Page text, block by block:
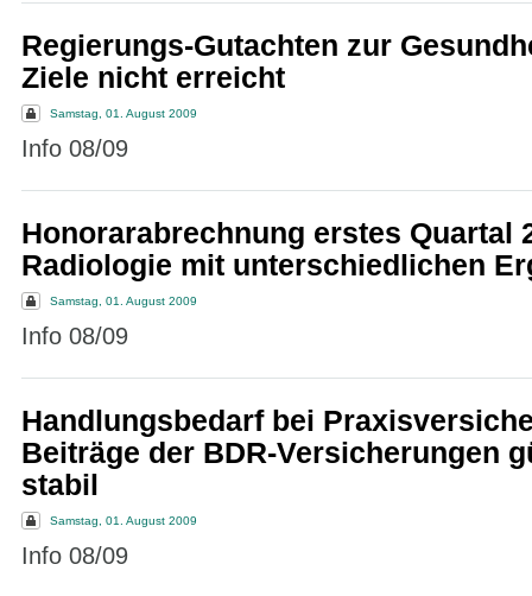
Regierungs-Gutachten zur
Ziele nicht erreicht
Samstag, 01. August 2009
Info 08/09
Honorarabrechnung erstes Quartal
Radiologie mit unterschiedlichen
Samstag, 01. August 2009
Info 08/09
Handlungsbedarf bei
Beiträge der BDR-Versicherungen
stabil
Samstag, 01. August 2009
Info 08/09